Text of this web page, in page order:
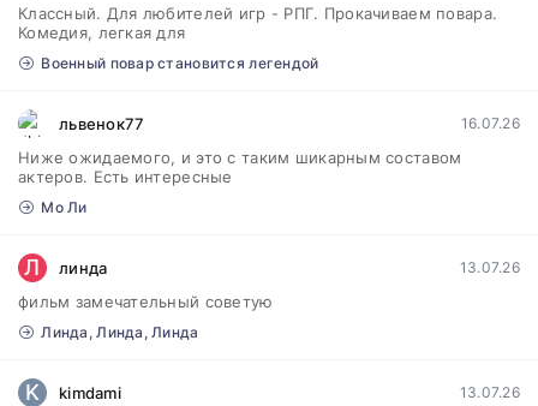
Классный. Для любителей игр - РПГ. Прокачиваем повара.
Комедия, легкая для
Военный повар становится легендой
львенок77 16.07.26
Ниже ожидаемого, и это с таким шикарным составом
актеров. Есть интересные
Мо Ли
Л линда 13.07.26
фильм замечательный советую
Линда, Линда, Линда
K kimdami 13.07.26